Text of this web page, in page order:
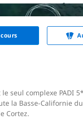
seul complexe PADI
la Basse-Californie
Cortez.